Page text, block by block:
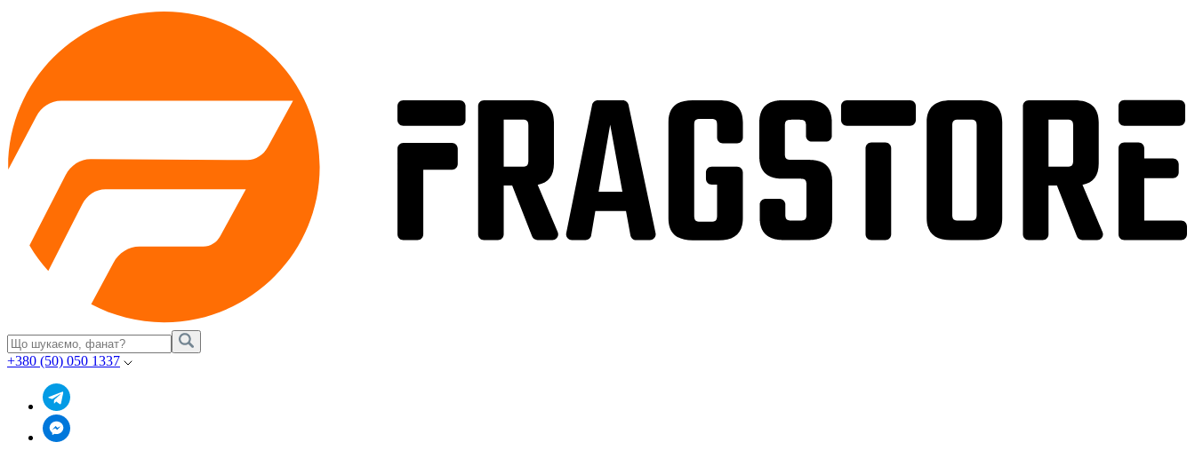
+380 (50) 050 1337